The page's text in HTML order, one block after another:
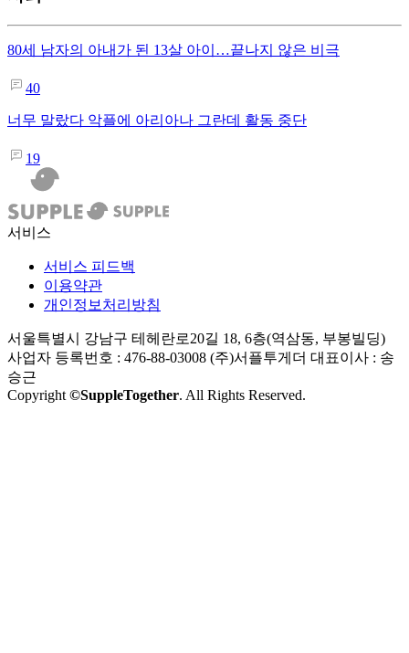
80세 남자의 아내가 된 13살 아이…끝나지 않은 비극
40
너무 말랐다 악플에 아리아나 그란데 활동 중단
19
서비스
서비스 피드백
이용약관
개인정보처리방침
서울특별시 강남구 테헤란로20길 18, 6층(역삼동, 부봉빌딩)
사업자 등록번호 : 476-88-03008 (주)서플투게더 대표이사 : 송
승근
Copyright ©SuppleTogether. All Rights Reserved.